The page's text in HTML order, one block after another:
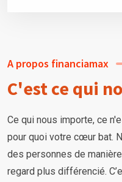
A propos financiamax
C'est ce qui
Ce qui nous importe, ce
pour quoi votre cœur bat.
des personnes de
regard plus différencié.